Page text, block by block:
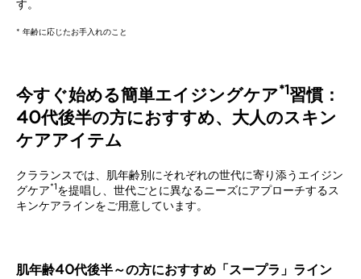
す。
* 年齢に応じたお手入れのこと
今すぐ始める簡単エイジングケア*1習慣：
40代後半の方におすすめ、大人のスキン
ケアアイテム
クラランスでは、肌年齢別にそれぞれの世代に寄り添うエイジン
グケア*1を提唱し、世代ごとに異なるニーズにアプローチするス
キンケアラインをご用意しています。
肌年齢40代後半～の方におすすめ「スープラ」ライン